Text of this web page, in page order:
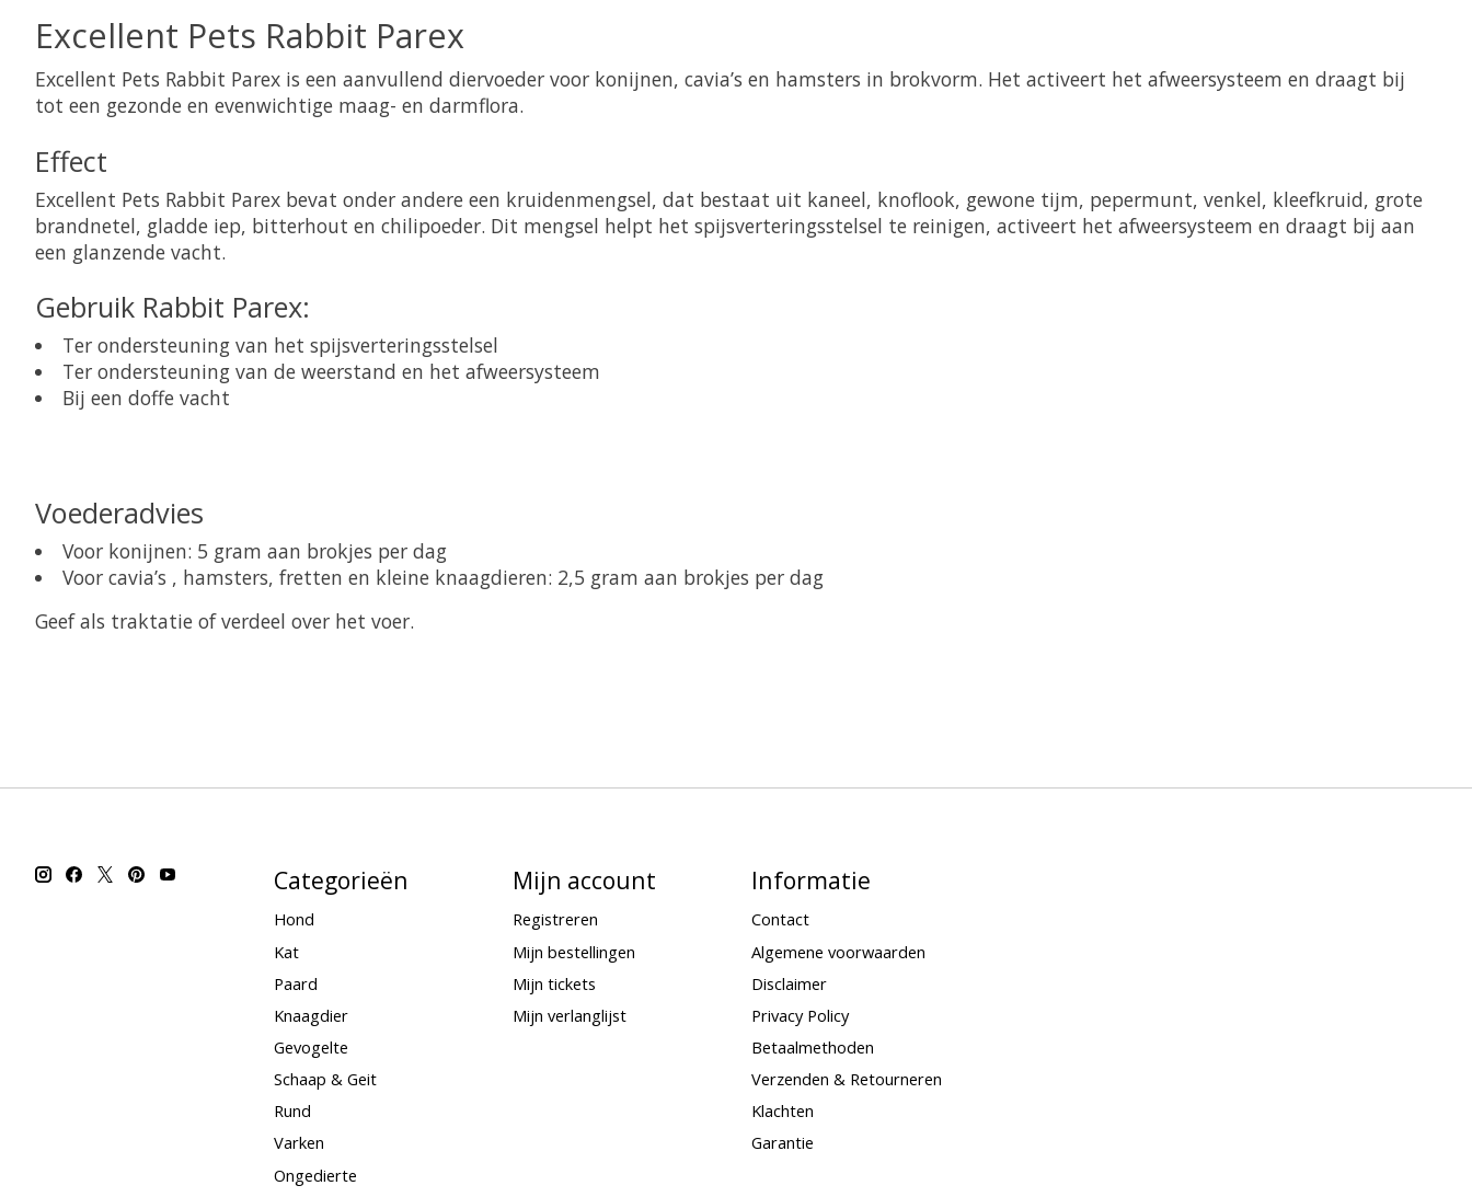
Excellent Pets Rabbit Parex
Excellent Pets Rabbit Parex is een aanvullend diervoeder voor konijnen, cavia’s en hamsters in brokvorm. Het activeert het afweersysteem en draagt bij
tot een gezonde en evenwichtige maag- en darmflora.
Effect
Excellent Pets Rabbit Parex bevat onder andere een kruidenmengsel, dat bestaat uit kaneel, knoflook, gewone tijm, pepermunt, venkel, kleefkruid, grote
brandnetel, gladde iep, bitterhout en chilipoeder. Dit mengsel helpt het spijsverteringsstelsel te reinigen, activeert het afweersysteem en draagt bij aan
een glanzende vacht.
Gebruik Rabbit Parex:
Ter ondersteuning van het spijsverteringsstelsel
Ter ondersteuning van de weerstand en het afweersysteem
Bij een doffe vacht
Voederadvies
Voor konijnen: 5 gram aan brokjes per dag
Voor cavia’s , hamsters, fretten en kleine knaagdieren: 2,5 gram aan brokjes per dag
Geef als traktatie of verdeel over het voer.
Categorieën
Hond
Kat
Paard
Knaagdier
Gevogelte
Schaap & Geit
Rund
Varken
Ongedierte
Mijn account
Registreren
Mijn bestellingen
Mijn tickets
Mijn verlanglijst
Informatie
Contact
Algemene voorwaarden
Disclaimer
Privacy Policy
Betaalmethoden
Verzenden & Retourneren
Klachten
Garantie